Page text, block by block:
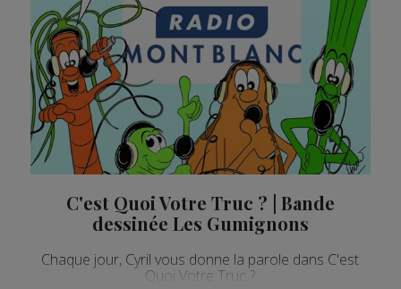
C'est Quoi Votre Truc ? | Bande
dessinée Les Gumignons
Chaque jour, Cyril vous donne la parole dans C'est
Quoi Votre Truc ?